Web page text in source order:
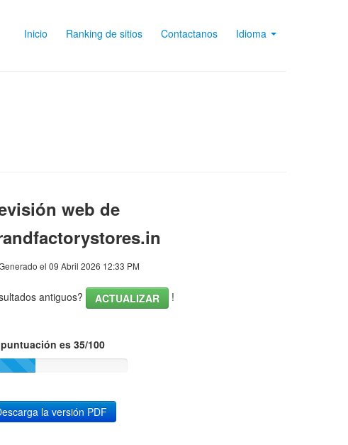
Inicio Ranking de sitios Contactanos Idioma
web de
el 09 Abril 2026 12:33 PM
antiguos? ACTUALIZAR !
es 35/100
la versión PDF